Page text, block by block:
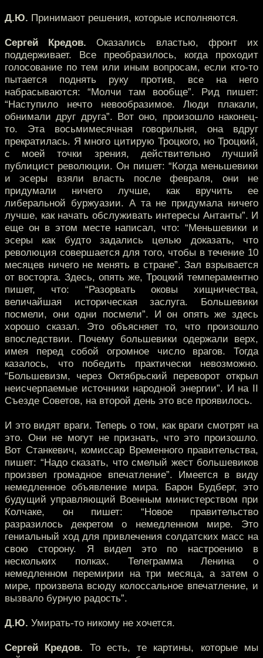
Д.Ю. Принимают решения, которые исполняются.
Сергей Кредов. Оказались властью, фронт их
поддерживает. Все преобразилось, когда проходит
голосование по тем или иным вопросам, если кто-то
пытается поднять руку против, все на него
набрасываются: “Молчи там вообще”. Рид пишет:
“Наступило нечто невообразимое. Люди плакали,
обнимали друг друга”. Вот оно, произошло наконец-
то. Эта восьмимесячная говорильня, она вдруг
прекратилась. Я много цитирую Троцкого, но Троцкий,
с моей точки зрения, действительно лучший
публицист революции. Он пишет: “Когда меньшевики
и эсеры взяли власть после февраля, они не
придумали ничего лучше, как вручить ее
либеральной буржуазии. А та не придумала ничего
лучше, как начать обслуживать интересы Антанты”. И
еще он в этом месте написал, что: “Меньшевики и
эсеры как будто задались целью доказать, что
революция совершается для того, чтобы в течение 10
месяцев ничего не менять в стране”. Зал взрывается
от восторга. Здесь, опять же, Троцкий темпераментно
пишет, что: “Разорвать оковы хищничества,
величайшая историческая заслуга. Большевики
посмели, они одни посмели”. И он опять же здесь
хорошо сказал. Это объясняет то, что произошло
впоследствии. Почему большевики одержали верх,
имея перед собой огромное число врагов. Тогда
казалось, что победить практически невозможно.
“Большевизм, через Октябрьский переворот открыл
неисчерпаемые источники народной энергии”. И на II
Съезде Советов, на второй день это все проявилось.
И это видят враги. Теперь о том, как враги смотрят на
это. Они не могут не признать, что это произошло.
Вот Станкевич, комиссар Временного правительства,
пишет: “Надо сказать, что смелый жест большевиков
произвел громадное впечатление”. Имеется в виду
немедленное объявление мира. Барон Будберг, это
будущий управляющий Военным министерством при
Колчаке, он пишет: “Новое правительство
разразилось декретом о немедленном мире. Это
гениальный ход для привлечения солдатских масс на
свою сторону. Я видел это по настроению в
нескольких полках. Телеграмма Ленина о
немедленном перемирии на три месяца, а затем о
мире, произвела всюду колоссальное впечатление, и
вызвало бурную радость”.
Д.Ю. Умирать-то никому не хочется.
Сергей Кредов. То есть, те картины, которые мы